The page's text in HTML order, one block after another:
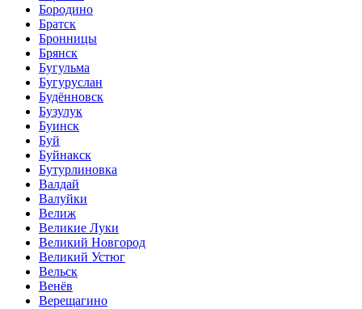
Бородино
Братск
Бронницы
Брянск
Бугульма
Бугуруслан
Будённовск
Бузулук
Буинск
Буй
Буйнакск
Бутурлиновка
Валдай
Валуйки
Велиж
Великие Луки
Великий Новгород
Великий Устюг
Вельск
Венёв
Верещагино